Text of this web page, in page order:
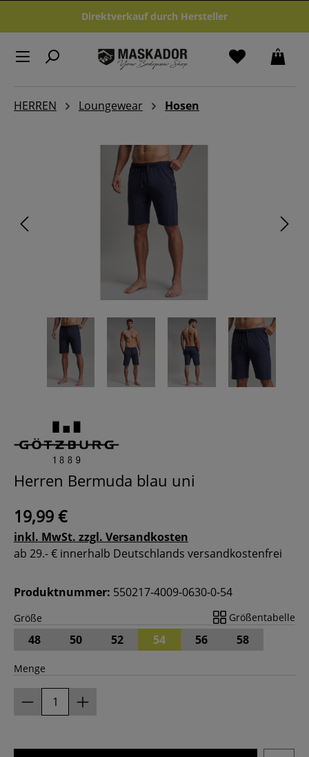
Zum Hauptinhalt springenDirektverkauf durch Hersteller
HERREN Loungewear Hosen
Herren Bermuda blau uni
19,99 €
inkl. MwSt. zzgl. Versandkosten
ab 29.- € innerhalb Deutschlands versandkostenfrei
Produktnummer: 550217-4009-0630-0-54
Größe Größentabelle
48 50 52 54 56 58
Menge